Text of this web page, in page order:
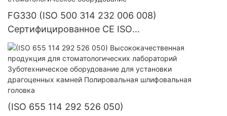
FG330 (ISO 500 314 232 006 008)
Сертифицированное CE ISO
высокоскоростное стоматологическое
твердосплавное стоматологическое
оборудование
(ISO 655 114 292 526 050)